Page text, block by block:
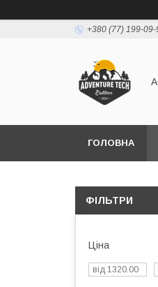
+380 (77) 199-09-
ГОЛОВНА
ФІЛЬТРИ
Ціна